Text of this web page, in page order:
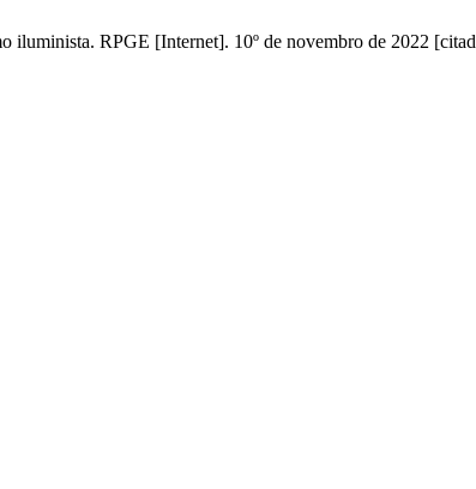
iluminista. RPGE [Internet]. 10º de novembro de 2022